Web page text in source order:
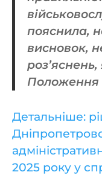
пояснила,
висновок,
Детальніше:
2025 року у